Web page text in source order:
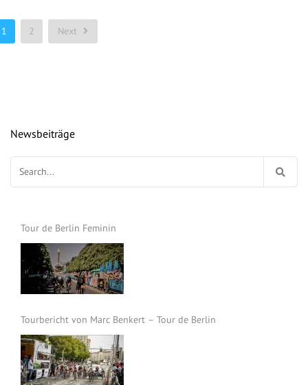
1 2 Next
Newsbeiträge
Tour de Berlin Feminin
Tourbericht von Marc Benkert – Tour de Berlin